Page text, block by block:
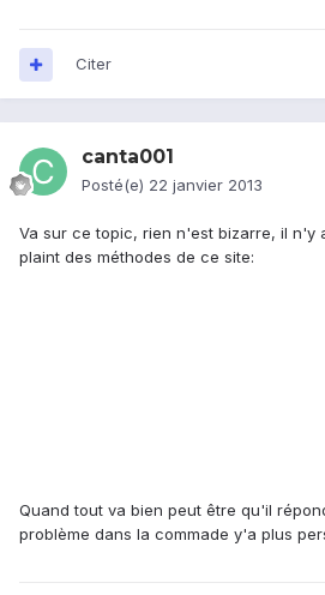
Citer
canta001
Posté(e) 22 janvier 2013
Va sur ce topic, rien n'est bizarre, il n'y
plaint des méthodes de ce site:
Quand tout va bien peut être qu'il
problème dans la commade y'a plus